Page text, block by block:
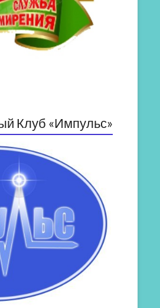
Клуб «Импульс»